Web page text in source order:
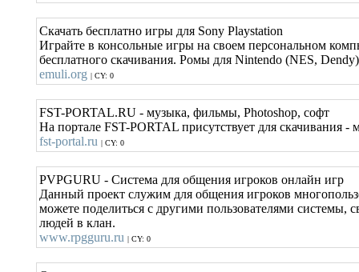
Скачать бесплатно игры для Sony Playstation
Играйте в консольные игры на своем персональном
бесплатного скачивания. Ромы для Nintendo (NES,
emuli.org | CY: 0
FST-PORTAL.RU - музыка, фильмы, Photoshop, софт
На портале FST-PORTAL присутствует для
fst-portal.ru | CY: 0
PVPGURU - Система для общения игроков онлайн игр
Данный проект служим для общения игроков
можете поделиться с другими пользователями
людей в клан.
www.rpgguru.ru | CY: 0